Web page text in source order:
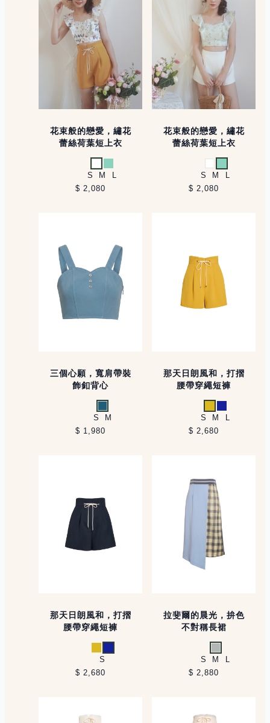
花束般的戀愛，繡花
蕾絲荷葉短上衣
白 淺薄荷
S M
L
$ 2,080
花束般的戀愛，繡花
蕾絲荷葉短上衣
白 淺薄荷
S M
L
$ 2,080
三個心願，寬肩帶裝
飾釦背心
藍綠
S
M
$ 1,980
那天日朗風和，打摺
腰帶穿繩短褲
黃 藍
S M
$ 2,680
那天日朗風和，打摺
腰帶穿繩短褲
黃 藍
S
$ 2,680
拉斐爾的晨光，拚色
不對稱長裙
淺灰
S M
L
$ 2,880